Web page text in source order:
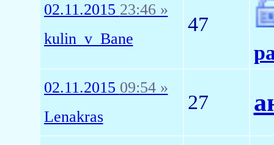
02.11.2015 23:46 »
kulin_v_Bane
47
02.11.2015 09:54 »
Lenakras
27